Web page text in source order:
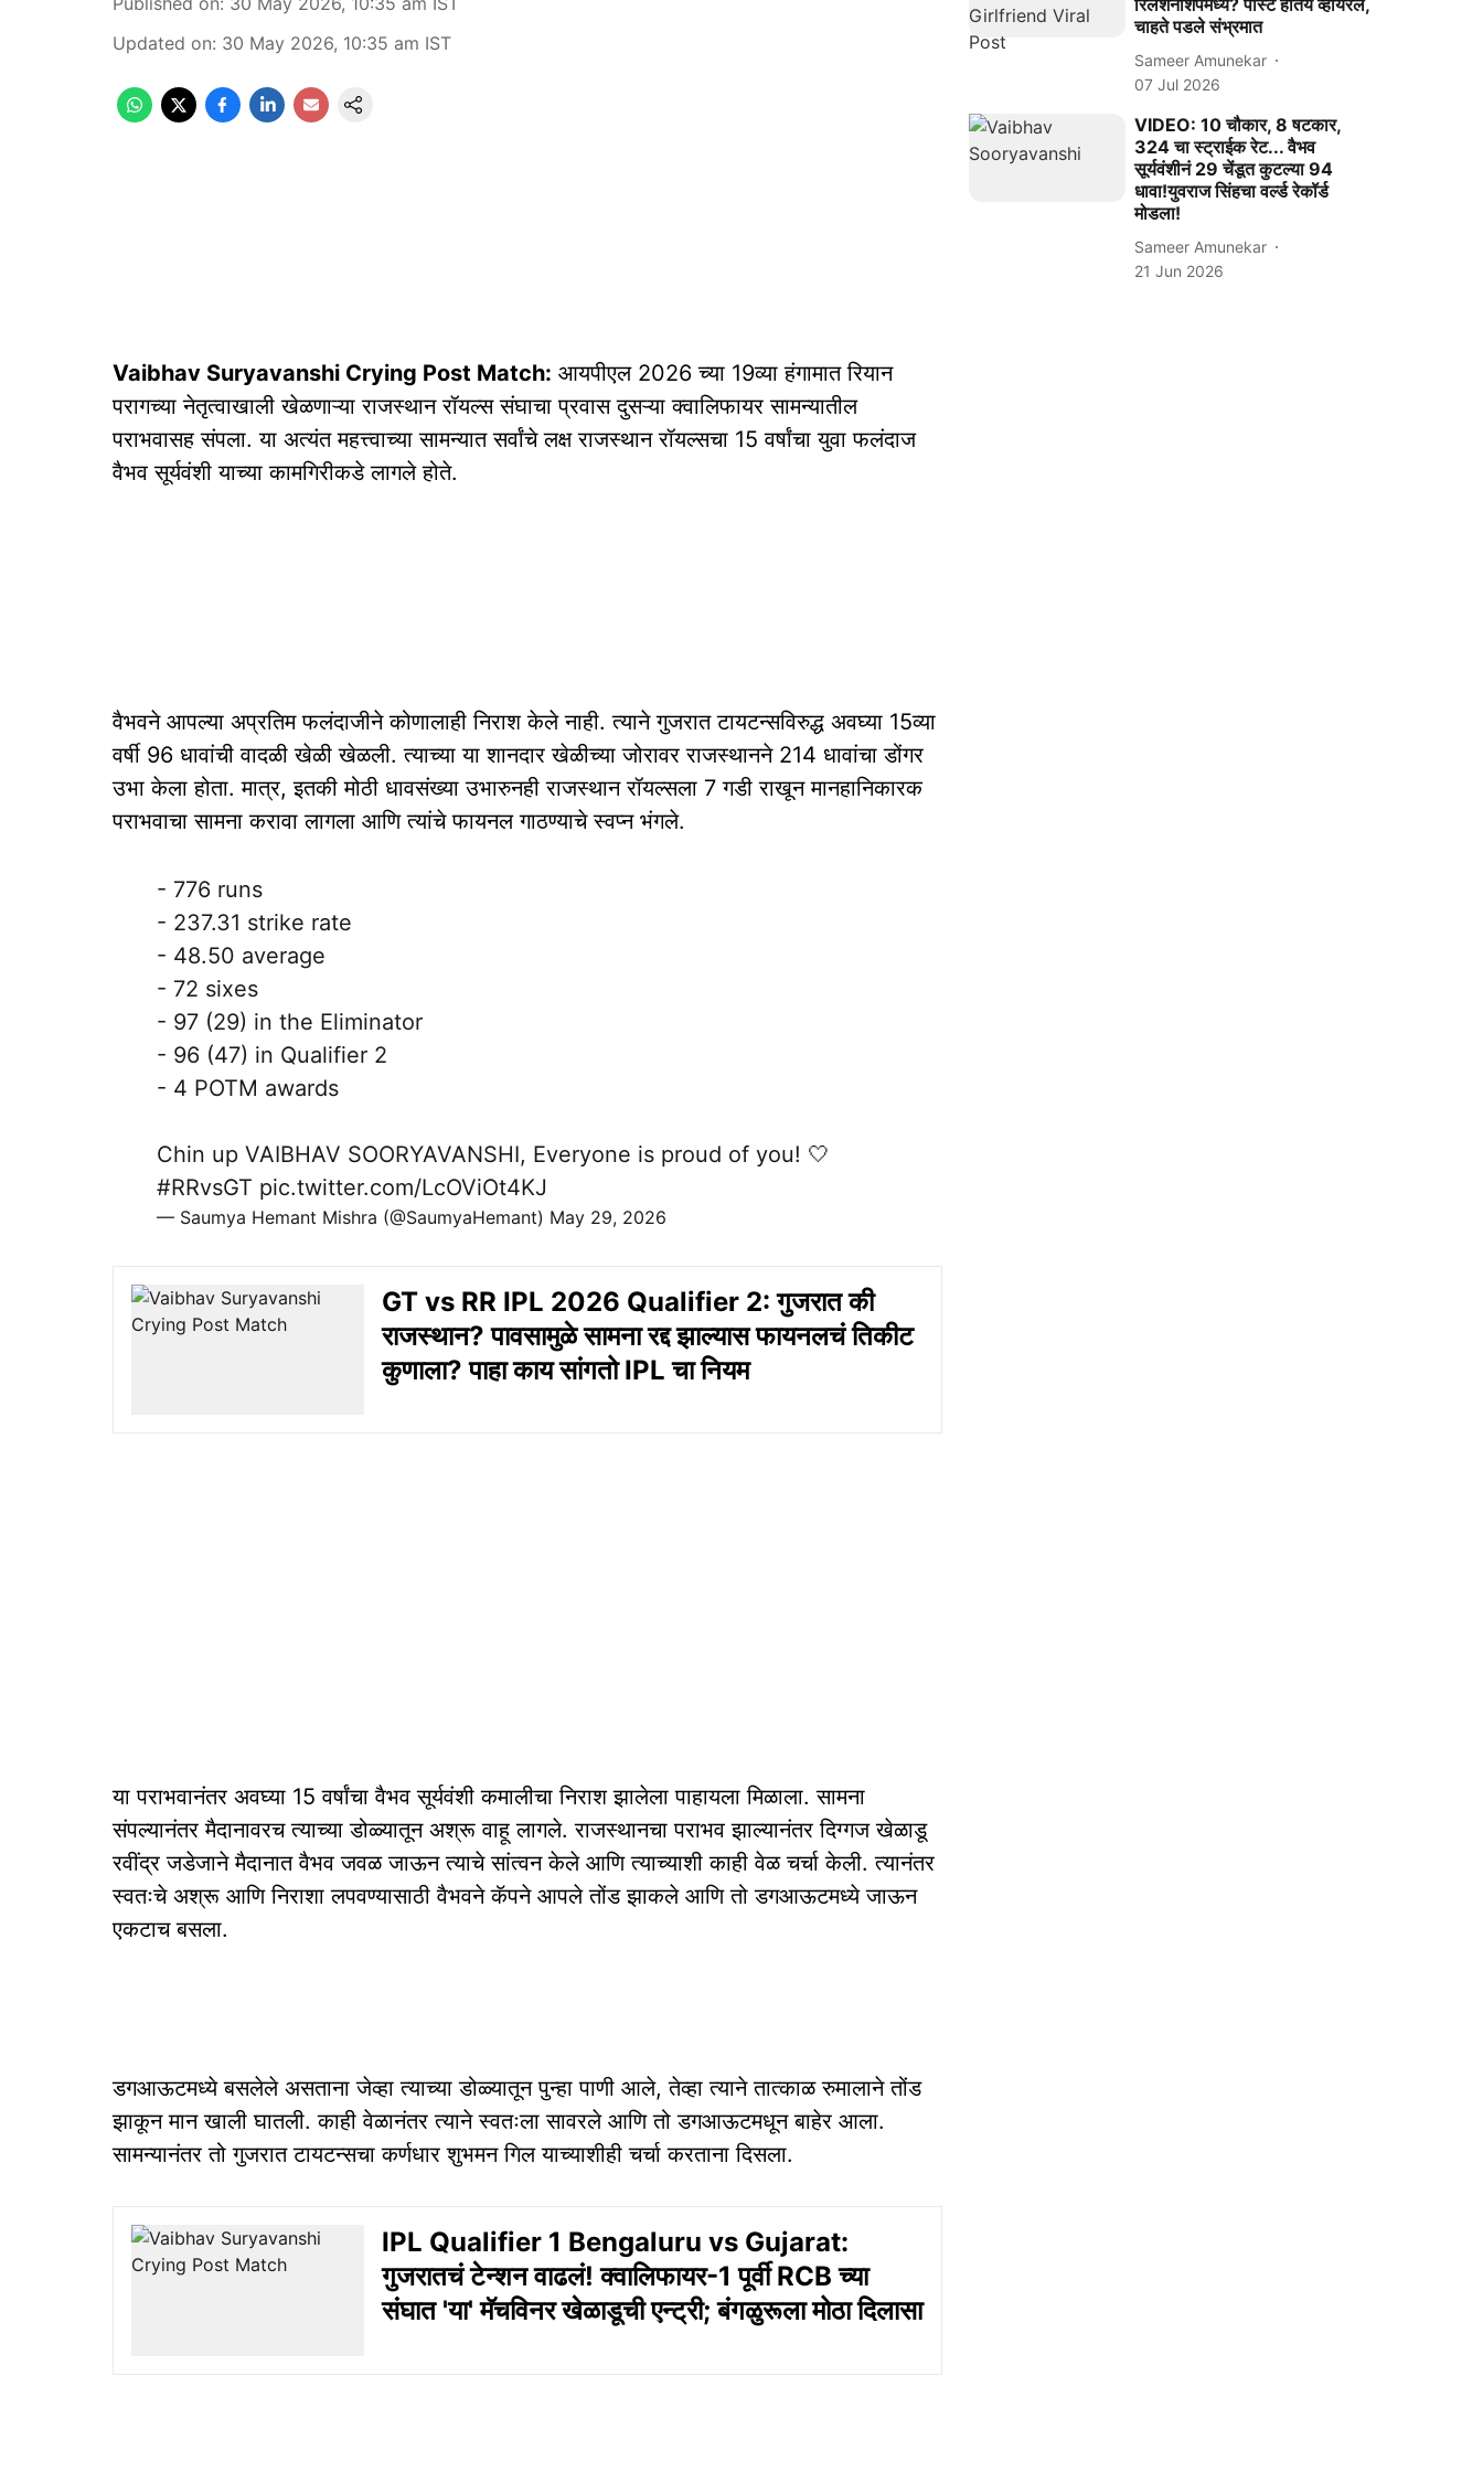
Updated on: 30 May 2026, 10:35 am IST
Vaibhav Suryavanshi Crying Post Match: आयपीएल 2026 च्या 19व्या हंगामात रियान
परागच्या नेतृत्वाखाली खेळणाऱ्या राजस्थान रॉयल्स संघाचा प्रवास दुसऱ्या क्वालिफायर सामन्यातील
पराभवासह संपला. या अत्यंत महत्त्वाच्या सामन्यात सर्वांचे लक्ष राजस्थान रॉयल्सचा 15 वर्षांचा युवा फलंदाज
वैभव सूर्यवंशी याच्या कामगिरीकडे लागले होते.
वैभवने आपल्या अप्रतिम फलंदाजीने कोणालाही निराश केले नाही. त्याने गुजरात टायटन्सविरुद्ध अवघ्या 15व्या
वर्षी 96 धावांची वादळी खेळी खेळली. त्याच्या या शानदार खेळीच्या जोरावर राजस्थानने 214 धावांचा डोंगर
उभा केला होता. मात्र, इतकी मोठी धावसंख्या उभारुनही राजस्थान रॉयल्सला 7 गडी राखून मानहानिकारक
पराभवाचा सामना करावा लागला आणि त्यांचे फायनल गाठण्याचे स्वप्न भंगले.
- 776 runs
- 237.31 strike rate
- 48.50 average
- 72 sixes
- 97 (29) in the Eliminator
- 96 (47) in Qualifier 2
- 4 POTM awards
Chin up VAIBHAV SOORYAVANSHI, Everyone is proud of you! 🤍
#RRvsGT pic.twitter.com/LcOViOt4KJ
— Saumya Hemant Mishra (@SaumyaHemant) May 29, 2026
GT vs RR IPL 2026 Qualifier 2: गुजरात की
राजस्थान? पावसामुळे सामना रद्द झाल्यास फायनलचं तिकीट
कुणाला? पाहा काय सांगतो IPL चा नियम
या पराभवानंतर अवघ्या 15 वर्षांचा वैभव सूर्यवंशी कमालीचा निराश झालेला पाहायला मिळाला. सामना
संपल्यानंतर मैदानावरच त्याच्या डोळ्यातून अश्रू वाहू लागले. राजस्थानचा पराभव झाल्यानंतर दिग्गज खेळाडू
रवींद्र जडेजाने मैदानात वैभव जवळ जाऊन त्याचे सांत्वन केले आणि त्याच्याशी काही वेळ चर्चा केली. त्यानंतर
स्वतःचे अश्रू आणि निराशा लपवण्यासाठी वैभवने कॅपने आपले तोंड झाकले आणि तो डगआऊटमध्ये जाऊन
एकटाच बसला.
डगआऊटमध्ये बसलेले असताना जेव्हा त्याच्या डोळ्यातून पुन्हा पाणी आले, तेव्हा त्याने तात्काळ रुमालाने तोंड
झाकून मान खाली घातली. काही वेळानंतर त्याने स्वतःला सावरले आणि तो डगआऊटमधून बाहेर आला.
सामन्यानंतर तो गुजरात टायटन्सचा कर्णधार शुभमन गिल याच्याशीही चर्चा करताना दिसला.
IPL Qualifier 1 Bengaluru vs Gujarat:
गुजरातचं टेन्शन वाढलं! क्वालिफायर-1 पूर्वी RCB च्या
संघात 'या' मॅचविनर खेळाडूची एन्ट्री; बंगळुरूला मोठा दिलासा
रिलेशनशिपमध्ये? पोस्ट होतेय व्हायरल,
चाहते पडले संभ्रमात
Sameer Amunekar
07 Jul 2026
VIDEO: 10 चौकार, 8 षटकार,
324 चा स्ट्राईक रेट... वैभव
सूर्यवंशीनं 29 चेंडूत कुटल्या 94
धावा!युवराज सिंहचा वर्ल्ड रेकॉर्ड
मोडला!
Sameer Amunekar
21 Jun 2026